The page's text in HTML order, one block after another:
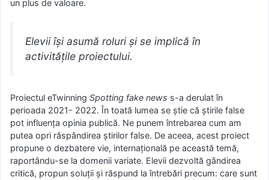
un plus de valoare.
Elevii își asumă roluri și se implică în
activitățile proiectului.
Proiectul eTwinning Spotting fake news s-a derulat în
perioada 2021- 2022. În toată lumea se știe că știrile false
pot influența opinia publică. Ne punem întrebarea cum am
putea opri răspândirea știrilor false. De aceea, acest proiect
propune o dezbatere vie, internațională pe această temă,
raportându-se la domenii variate. Elevii dezvoltă gândirea
critică, propun soluții și răspund la întrebări precum: care sunt